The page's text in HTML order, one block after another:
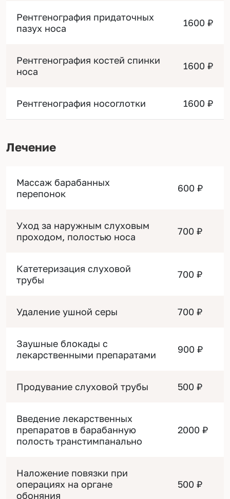
Рентгенография придаточных
пазух носа
1600 ₽
Рентгенография костей спинки
носа
1600 ₽
Рентгенография носоглотки 1600 ₽
Лечение
Массаж барабанных
перепонок
600 ₽
Уход за наружным слуховым
проходом, полостью носа
700 ₽
Катетеризация слуховой
трубы
700 ₽
Удаление ушной серы 700 ₽
Заушные блокады с
лекарственными препаратами
900 ₽
Продувание слуховой трубы 500 ₽
Введение лекарственных
препаратов в барабанную
полость транстимпанально
2000 ₽
Наложение повязки при
операциях на органе
обоняния
500 ₽